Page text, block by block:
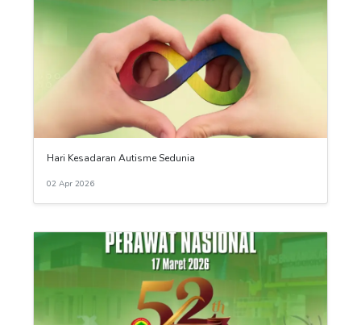
Hari Kesadaran Autisme Sedunia
02 Apr 2026